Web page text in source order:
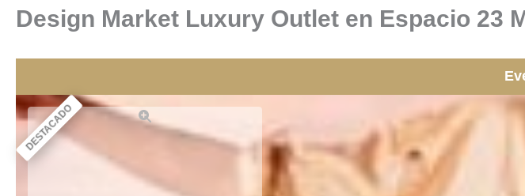
Design Market Luxury Outlet en Espacio 23
DESTACADO